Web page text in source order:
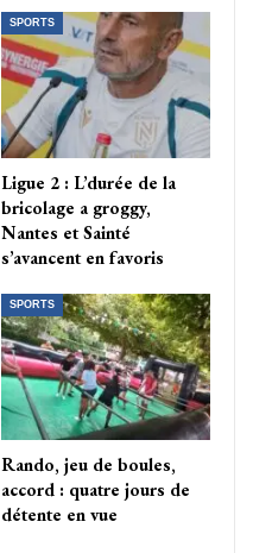
SPORTS
Ligue 2 : L’durée de la
bricolage a groggy,
Nantes et Sainté
s’avancent en favoris
SPORTS
Rando, jeu de boules,
accord : quatre jours de
détente en vue